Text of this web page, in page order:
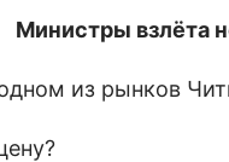
Министры взлёта
из рынков